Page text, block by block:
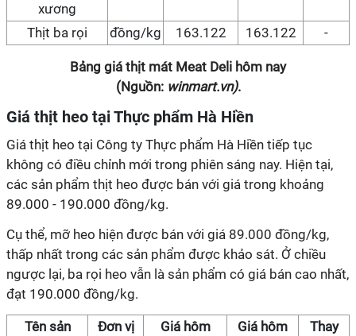
xương
Thịt ba rọi đồng/kg 163.122 163.122 -
Bảng giá thịt mát Meat Deli hôm nay
(Nguồn: winmart.vn).
Giá thịt heo tại Thực phẩm Hà Hiền
Giá thịt heo tại Công ty Thực phẩm Hà Hiền tiếp tục
không có điều chỉnh mới trong phiên sáng nay. Hiện tại,
các sản phẩm thịt heo được bán với giá trong khoảng
89.000 - 190.000 đồng/kg.
Cụ thể, mỡ heo hiện được bán với giá 89.000 đồng/kg,
thấp nhất trong các sản phẩm được khảo sát. Ở chiều
ngược lại, ba rọi heo vẫn là sản phẩm có giá bán cao nhất,
đạt 190.000 đồng/kg.
Tên sản
Đơn vị
Giá hôm
Giá hôm
Thay